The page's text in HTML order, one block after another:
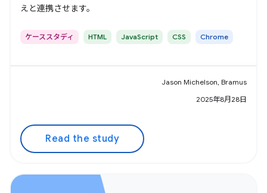
えと連携させます。
ケーススタディ HTML JavaScript CSS Chrome
Jason Michelson, Bramus
2025年8月28日
Read the study